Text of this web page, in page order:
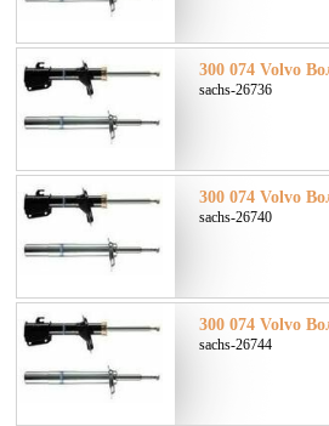
300 074 Volvo
sachs-26736
300 074 Volvo
sachs-26740
300 074 Volvo
sachs-26744